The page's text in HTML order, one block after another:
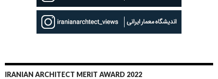
IRANIAN ARCHITECT MERIT AWARD 2022